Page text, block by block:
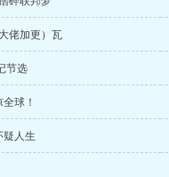
佬加更）瓦
节选
球！
疑人生